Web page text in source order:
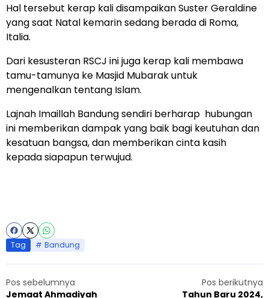
Hal tersebut kerap kali disampaikan Suster Geraldine
yang saat Natal kemarin sedang berada di Roma,
Italia.
Dari kesusteran RSCJ ini juga kerap kali membawa
tamu-tamunya ke Masjid Mubarak untuk
mengenalkan tentang Islam.
Lajnah Imaillah Bandung sendiri berharap hubungan
ini memberikan dampak yang baik bagi keutuhan dan
kesatuan bangsa, dan memberikan cinta kasih
kepada siapapun terwujud.
Tag Bandung
Pos sebelumnya
Jemaat Ahmadiyah
Pos berikutnya
Tahun Baru 2024,